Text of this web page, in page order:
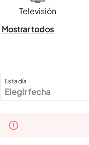
Televisión
Mostrar todos
Estadía
Elegir fecha